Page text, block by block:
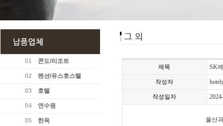
01 콘도/리조트
02 펜션/유스호스텔
03 호텔
04 연수원
05 한옥
제목 SK
작성자
작성일자
울산